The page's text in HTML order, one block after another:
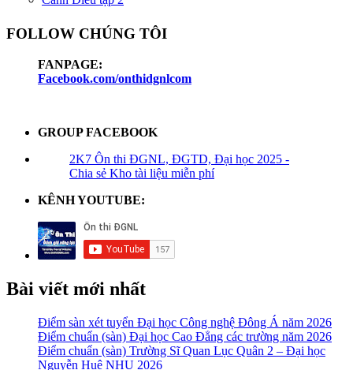
FOLLOW CHÚNG TÔI
FANPAGE:
Facebook.com/onthidgnlcom
GROUP FACEBOOK
2K7 Ôn thi ĐGNL, ĐGTD, Đại học 2025 -
Chia sẻ Kho tài liệu miễn phí
KÊNH YOUTUBE:
Bài viết mới nhất
Điểm sàn xét tuyển Đại học Công nghệ Đông Á năm 2026
Điểm chuẩn (sàn) Đại học Cao Đẳng các trường năm 2026
Điểm chuẩn (sàn) Trường Sĩ Quan Lục Quân 2 – Đại học
Nguyễn Huệ NHU 2026